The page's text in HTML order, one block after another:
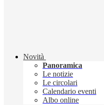
Novità
Panoramica
Le notizie
Le circolari
Calendario eventi
Albo online